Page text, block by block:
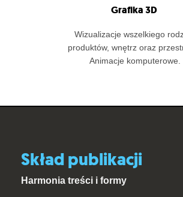
Grafika 3D
Wizualizacje wszelkiego
produktów, wnętrz oraz
Animacje komputerowe.
Skład publikacji
Harmonia treści i formy